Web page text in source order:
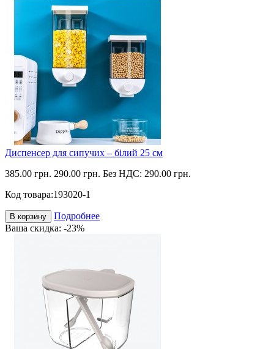
Диспенсер для сипучих – білий 25 см
385.00 грн. 290.00 грн. Без НДС: 290.00 грн.
Код товара:193020-1
В корзину
Подробнее
Ваша скидка: -23%